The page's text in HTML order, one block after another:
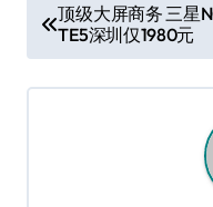
章
导
顶级大屏商务 三星
TE5深圳仅1980元